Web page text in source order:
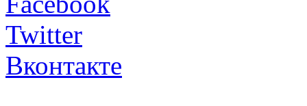
Twitter
Вконтакте